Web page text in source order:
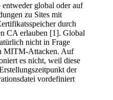
global oder auf
zu Sites mit
durch
CA erlauben [1]. Global
nicht in Frage
MITM-Attacken. Auf
es nicht, weil diese
der
vordefiniert